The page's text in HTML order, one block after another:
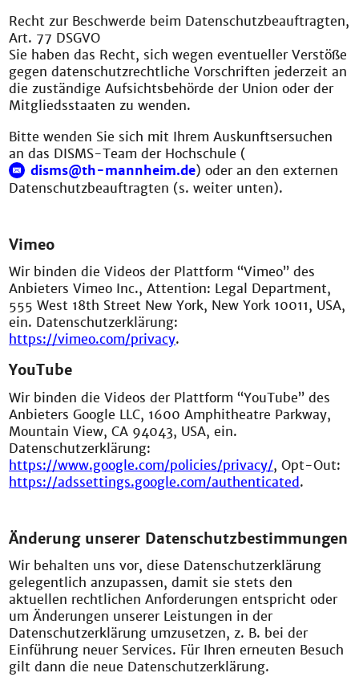
Recht zur Beschwerde beim Datenschutzbeauftragten,
Art. 77 DSGVO
Sie haben das Recht, sich wegen eventueller Verstöße
gegen datenschutzrechtliche Vorschriften jederzeit an
die zuständige Aufsichtsbehörde der Union oder der
Mitgliedsstaaten zu wenden.
Bitte wenden Sie sich mit Ihrem Auskunftsersuchen
an das DISMS-Team der Hochschule (
disms@th-mannheim.de) oder an den externen
Datenschutzbeauftragten (s. weiter unten).
Vimeo
Wir binden die Videos der Plattform “Vimeo” des
Anbieters Vimeo Inc., Attention: Legal Department,
555 West 18th Street New York, New York 10011, USA,
ein. Datenschutzerklärung:
https://vimeo.com/privacy.
YouTube
Wir binden die Videos der Plattform “YouTube” des
Anbieters Google LLC, 1600 Amphitheatre Parkway,
Mountain View, CA 94043, USA, ein.
Datenschutzerklärung:
https://www.google.com/policies/privacy/, Opt-Out:
https://adssettings.google.com/authenticated.
Änderung unserer Datenschutzbestimmungen
Wir behalten uns vor, diese Datenschutzerklärung
gelegentlich anzupassen, damit sie stets den
aktuellen rechtlichen Anforderungen entspricht oder
um Änderungen unserer Leistungen in der
Datenschutzerklärung umzusetzen, z. B. bei der
Einführung neuer Services. Für Ihren erneuten Besuch
gilt dann die neue Datenschutzerklärung.